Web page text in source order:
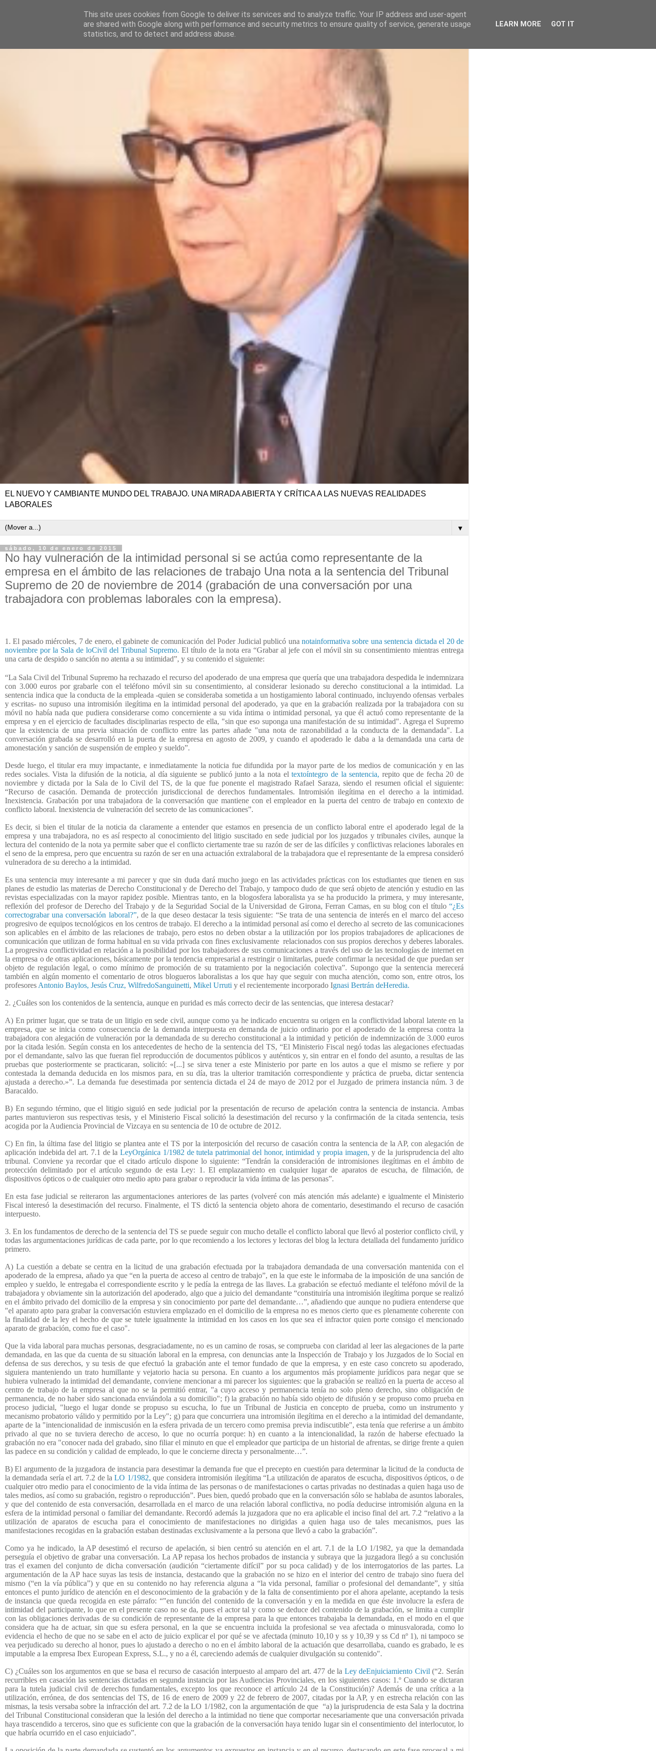
EL NUEVO Y CAMBIANTE MUNDO DEL TRABAJO. UNA MIRADA ABIERTA Y CRÍTICA A LAS NUEVAS REALIDADES
LABORALES
▼
sábado, 10 de enero de 2015
No hay vulneración de la intimidad personal si se actúa como representante de la
empresa en el ámbito de las relaciones de trabajo Una nota a la sentencia del Tribunal
Supremo de 20 de noviembre de 2014 (grabación de una conversación por una
trabajadora con problemas laborales con la empresa).
1. El pasado miércoles, 7 de enero, el gabinete de comunicación del Poder Judicial publicó una notainformativa sobre una sentencia dictada el 20 de
noviembre por la Sala de loCivil del Tribunal Supremo. El título de la nota era “Grabar al jefe con el móvil sin su consentimiento mientras entrega
una carta de despido o sanción no atenta a su intimidad”, y su contenido el siguiente:
“La Sala Civil del Tribunal Supremo ha rechazado el recurso del apoderado de una empresa que quería que una trabajadora despedida le indemnizara
con 3.000 euros por grabarle con el teléfono móvil sin su consentimiento, al considerar lesionado su derecho constitucional a la intimidad. La
sentencia indica que la conducta de la empleada -quien se consideraba sometida a un hostigamiento laboral continuado, incluyendo ofensas verbales
y escritas- no supuso una intromisión ilegítima en la intimidad personal del apoderado, ya que en la grabación realizada por la trabajadora con su
móvil no había nada que pudiera considerarse como concerniente a su vida íntima o intimidad personal, ya que él actuó como representante de la
empresa y en el ejercicio de facultades disciplinarias respecto de ella, "sin que eso suponga una manifestación de su intimidad". Agrega el Supremo
que la existencia de una previa situación de conflicto entre las partes añade "una nota de razonabilidad a la conducta de la demandada". La
conversación grabada se desarrolló en la puerta de la empresa en agosto de 2009, y cuando el apoderado le daba a la demandada una carta de
amonestación y sanción de suspensión de empleo y sueldo”.
Desde luego, el titular era muy impactante, e inmediatamente la noticia fue difundida por la mayor parte de los medios de comunicación y en las
redes sociales. Vista la difusión de la noticia, al día siguiente se publicó junto a la nota eltextoíntegro de la sentencia, repito que de fecha 20 de
noviembre y dictada por la Sala de lo Civil del TS, de la que fue ponente el magistrado Rafael Saraza, siendo el resumen oficial el siguiente:
“Recurso de casación. Demanda de protección jurisdiccional de derechos fundamentales. Intromisión ilegítima en el derecho a la intimidad.
Inexistencia. Grabación por una trabajadora de la conversación que mantiene con el empleador en la puerta del centro de trabajo en contexto de
conflicto laboral. Inexistencia de vulneración del secreto de las comunicaciones”.
Es decir, si bien el titular de la noticia da claramente a entender que estamos en presencia de un conflicto laboral entre el apoderado legal de la
empresa y una trabajadora, no es así respecto al conocimiento del litigio suscitado en sede judicial por los juzgados y tribunales civiles, aunque la
lectura del contenido de la nota ya permite saber que el conflicto ciertamente trae su razón de ser de las difíciles y conflictivas relaciones laborales en
el seno de la empresa, pero que encuentra su razón de ser en una actuación extralaboral de la trabajadora que el representante de la empresa consideró
vulneradora de su derecho a la intimidad.
Es una sentencia muy interesante a mi parecer y que sin duda dará mucho juego en las actividades prácticas con los estudiantes que tienen en sus
planes de estudio las materias de Derecho Constitucional y de Derecho del Trabajo, y tampoco dudo de que será objeto de atención y estudio en las
revistas especializadas con la mayor rapidez posible. Mientras tanto, en la blogosfera laboralista ya se ha producido la primera, y muy interesante,
reflexión del profesor de Derecho del Trabajo y de la Seguridad Social de la Universidad de Girona, Ferran Camas, en su blog con el título “¿Es
correctograbar una conversación laboral?”, de la que deseo destacar la tesis siguiente: “Se trata de una sentencia de interés en el marco del acceso
progresivo de equipos tecnológicos en los centros de trabajo. El derecho a la intimidad personal así como el derecho al secreto de las comunicaciones
son aplicables en el ámbito de las relaciones de trabajo, pero estos no deben obstar a la utilización por los propios trabajadores de aplicaciones de
comunicación que utilizan de forma habitual en su vida privada con fines exclusivamente relacionados con sus propios derechos y deberes laborales.
La progresiva conflictividad en relación a la posibilidad por los trabajadores de sus comunicaciones a través del uso de las tecnologías de internet en
la empresa o de otras aplicaciones, básicamente por la tendencia empresarial a restringir o limitarlas, puede confirmar la necesidad de que puedan ser
objeto de regulación legal, o como mínimo de promoción de su tratamiento por la negociación colectiva”. Supongo que la sentencia merecerá
también en algún momento el comentario de otros blogueros laboralistas a los que hay que seguir con mucha atención, como son, entre otros, los
profesores Antonio Baylos, Jesús Cruz, WilfredoSanguinetti, Mikel Urruti y el recientemente incorporado Ignasi Bertrán deHeredia.
2. ¿Cuáles son los contenidos de la sentencia, aunque en puridad es más correcto decir de las sentencias, que interesa destacar?
A) En primer lugar, que se trata de un litigio en sede civil, aunque como ya he indicado encuentra su origen en la conflictividad laboral latente en la
empresa, que se inicia como consecuencia de la demanda interpuesta en demanda de juicio ordinario por el apoderado de la empresa contra la
trabajadora con alegación de vulneración por la demandada de su derecho constitucional a la intimidad y petición de indemnización de 3.000 euros
por la citada lesión. Según consta en los antecedentes de hecho de la sentencia del TS, “El Ministerio Fiscal negó todas las alegaciones efectuadas
por el demandante, salvo las que fueran fiel reproducción de documentos públicos y auténticos y, sin entrar en el fondo del asunto, a resultas de las
pruebas que posteriormente se practicaran, solicitó: «[...] se sirva tener a este Ministerio por parte en los autos a que el mismo se refiere y por
contestada la demanda deducida en los mismos para, en su día, tras la ulterior tramitación correspondiente y práctica de prueba, dictar sentencia
ajustada a derecho.»”. La demanda fue desestimada por sentencia dictada el 24 de mayo de 2012 por el Juzgado de primera instancia núm. 3 de
Baracaldo.
B) En segundo término, que el litigio siguió en sede judicial por la presentación de recurso de apelación contra la sentencia de instancia. Ambas
partes mantuvieron sus respectivas tesis, y el Ministerio Fiscal solicitó la desestimación del recurso y la confirmación de la citada sentencia, tesis
acogida por la Audiencia Provincial de Vizcaya en su sentencia de 10 de octubre de 2012.
C) En fin, la última fase del litigio se plantea ante el TS por la interposición del recurso de casación contra la sentencia de la AP, con alegación de
aplicación indebida del art. 7.1 de laLeyOrgánica 1/1982 de tutela patrimonial del honor, intimidad y propia imagen, y de la jurisprudencia del alto
tribunal. Conviene ya recordar que el citado artículo dispone lo siguiente: “Tendrán la consideración de intromisiones ilegítimas en el ámbito de
protección delimitado por el artículo segundo de esta Ley: 1. El emplazamiento en cualquier lugar de aparatos de escucha, de filmación, de
dispositivos ópticos o de cualquier otro medio apto para grabar o reproducir la vida íntima de las personas”.
En esta fase judicial se reiteraron las argumentaciones anteriores de las partes (volveré con más atención más adelante) e igualmente el Ministerio
Fiscal interesó la desestimación del recurso. Finalmente, el TS dictó la sentencia objeto ahora de comentario, desestimando el recurso de casación
interpuesto.
3. En los fundamentos de derecho de la sentencia del TS se puede seguir con mucho detalle el conflicto laboral que llevó al posterior conflicto civil, y
todas las argumentaciones jurídicas de cada parte, por lo que recomiendo a los lectores y lectoras del blog la lectura detallada del fundamento jurídico
primero.
A) La cuestión a debate se centra en la licitud de una grabación efectuada por la trabajadora demandada de una conversación mantenida con el
apoderado de la empresa, añado ya que “en la puerta de acceso al centro de trabajo”, en la que este le informaba de la imposición de una sanción de
empleo y sueldo, le entregaba el correspondiente escrito y le pedía la entrega de las llaves. La grabación se efectuó mediante el teléfono móvil de la
trabajadora y obviamente sin la autorización del apoderado, algo que a juicio del demandante “constituiría una intromisión ilegítima porque se realizó
en el ámbito privado del domicilio de la empresa y sin conocimiento por parte del demandante…”, añadiendo que aunque no pudiera entenderse que
"el aparato apto para grabar la conversación estuviera emplazado en el domicilio de la empresa no es menos cierto que es plenamente coherente con
la finalidad de la ley el hecho de que se tutele igualmente la intimidad en los casos en los que sea el infractor quien porte consigo el mencionado
aparato de grabación, como fue el caso".
Que la vida laboral para muchas personas, desgraciadamente, no es un camino de rosas, se comprueba con claridad al leer las alegaciones de la parte
demandada, en las que da cuenta de su situación laboral en la empresa, con denuncias ante la Inspección de Trabajo y los Juzgados de lo Social en
defensa de sus derechos, y su tesis de que efectuó la grabación ante el temor fundado de que la empresa, y en este caso concreto su apoderado,
siguiera manteniendo un trato humillante y vejatorio hacia su persona. En cuanto a los argumentos más propiamente jurídicos para negar que se
hubiera vulnerado la intimidad del demandante, conviene mencionar a mi parecer los siguientes: que la grabación se realizó en la puerta de acceso al
centro de trabajo de la empresa al que no se la permitió entrar, "a cuyo acceso y permanencia tenía no solo pleno derecho, sino obligación de
permanencia, de no haber sido sancionada enviándola a su domicilio"; f) la grabación no había sido objeto de difusión y se propuso como prueba en
proceso judicial, "luego el lugar donde se propuso su escucha, lo fue un Tribunal de Justicia en concepto de prueba, como un instrumento y
mecanismo probatorio válido y permitido por la Ley"; g) para que concurriera una intromisión ilegítima en el derecho a la intimidad del demandante,
aparte de la "intencionalidad de inmiscusión en la esfera privada de un tercero como premisa previa indiscutible", esta tenía que referirse a un ámbito
privado al que no se tuviera derecho de acceso, lo que no ocurría porque: h) en cuanto a la intencionalidad, la razón de haberse efectuado la
grabación no era "conocer nada del grabado, sino filiar el minuto en que el empleador que participa de un historial de afrentas, se dirige frente a quien
las padece en su condición y calidad de empleado, lo que le concierne directa y personalmente…”.
B) El argumento de la juzgadora de instancia para desestimar la demanda fue que el precepto en cuestión para determinar la licitud de la conducta de
la demandada sería el art. 7.2 de laLO 1/1982, que considera intromisión ilegítima “La utilización de aparatos de escucha, dispositivos ópticos, o de
cualquier otro medio para el conocimiento de la vida íntima de las personas o de manifestaciones o cartas privadas no destinadas a quien haga uso de
tales medios, así como su grabación, registro o reproducción”. Pues bien, quedó probado que en la conversación sólo se hablaba de asuntos laborales,
y que del contenido de esta conversación, desarrollada en el marco de una relación laboral conflictiva, no podía deducirse intromisión alguna en la
esfera de la intimidad personal o familiar del demandante. Recordó además la juzgadora que no era aplicable el inciso final del art. 7.2 “relativo a la
utilización de aparatos de escucha para el conocimiento de manifestaciones no dirigidas a quien haga uso de tales mecanismos, pues las
manifestaciones recogidas en la grabación estaban destinadas exclusivamente a la persona que llevó a cabo la grabación”.
Como ya he indicado, la AP desestimó el recurso de apelación, si bien centró su atención en el art. 7.1 de la LO 1/1982, ya que la demandada
perseguía el objetivo de grabar una conversación. La AP repasa los hechos probados de instancia y subraya que la juzgadora llegó a su conclusión
tras el examen del conjunto de dicha conversación (audición “ciertamente difícil” por su poca calidad) y de los interrogatorios de las partes. La
argumentación de la AP hace suyas las tesis de instancia, destacando que la grabación no se hizo en el interior del centro de trabajo sino fuera del
mismo (“en la vía pública”) y que en su contenido no hay referencia alguna a “la vida personal, familiar o profesional del demandante”, y sitúa
entonces el punto jurídico de atención en el desconocimiento de la grabación y de la falta de consentimiento por el ahora apelante, aceptando la tesis
de instancia que queda recogida en este párrafo: “"en función del contenido de la conversación y en la medida en que éste involucre la esfera de
intimidad del participante, lo que en el presente caso no se da, pues el actor tal y como se deduce del contenido de la grabación, se limita a cumplir
con las obligaciones derivadas de su condición de representante de la empresa para la que entonces trabajaba la demandada, en el modo en el que
considera que ha de actuar, sin que su esfera personal, en la que se encuentra incluida la profesional se vea afectada o minusvalorada, como lo
evidencia el hecho de que no se sabe en el acto de juicio explicar el por qué se ve afectada (minuto 10,10 y ss y 10,39 y ss Cd nº 1), ni tampoco se
vea perjudicado su derecho al honor, pues lo ajustado a derecho o no en el ámbito laboral de la actuación que desarrollaba, cuando es grabado, le es
imputable a la empresa Ibex European Express, S.L., y no a él, careciendo además de cualquier divulgación su contenido".
C) ¿Cuáles son los argumentos en que se basa el recurso de casación interpuesto al amparo del art. 477 de la Ley deEnjuiciamiento Civil (“2. Serán
recurribles en casación las sentencias dictadas en segunda instancia por las Audiencias Provinciales, en los siguientes casos: 1.º Cuando se dictaran
para la tutela judicial civil de derechos fundamentales, excepto los que reconoce el artículo 24 de la Constitución)? Además de una crítica a la
utilización, errónea, de dos sentencias del TS, de 16 de enero de 2009 y 22 de febrero de 2007, citadas por la AP, y en estrecha relación con las
mismas, la tesis versaba sobre la infracción del art. 7.2 de la LO 1/1982, con la argumentación de que “a) la jurisprudencia de esta Sala y la doctrina
del Tribunal Constitucional consideran que la lesión del derecho a la intimidad no tiene que comportar necesariamente que una conversación privada
haya trascendido a terceros, sino que es suficiente con que la grabación de la conversación haya tenido lugar sin el consentimiento del interlocutor, lo
que habría ocurrido en el caso enjuiciado”.
This site uses cookies from Google to deliver its services and to analyze traffic. Your IP address and user-agent
are shared with Google along with performance and security metrics to ensure quality of service, generate usage
statistics, and to detect and address abuse.
LEARN MORE GOT IT